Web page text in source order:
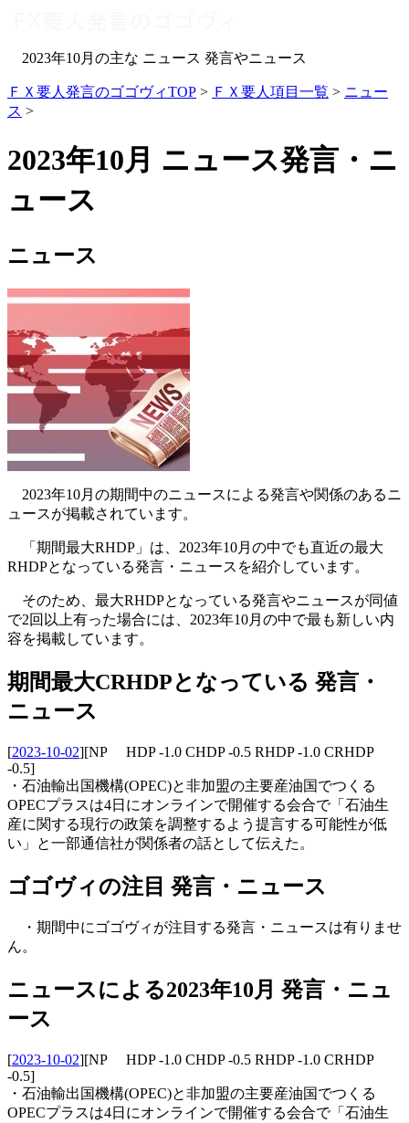
2023年10月の主な ニュース 発言やニュース
ＦＸ要人発言のゴゴヴィTOP > ＦＸ要人項目一覧 > ニュー
ス >
2023年10月 ニュース発言・ニ
ュース
ニュース
2023年10月の期間中のニュースによる発言や関係のあるニ
ュースが掲載されています。
「期間最大RHDP」は、2023年10月の中でも直近の最大
RHDPとなっている発言・ニュースを紹介しています。
そのため、最大RHDPとなっている発言やニュースが同値
で2回以上有った場合には、2023年10月の中で最も新しい内
容を掲載しています。
期間最大CRHDPとなっている 発言・
ニュース
[2023-10-02][NP HDP -1.0 CHDP -0.5 RHDP -1.0 CRHDP
-0.5]
・石油輸出国機構(OPEC)と非加盟の主要産油国でつくる
OPECプラスは4日にオンラインで開催する会合で「石油生
産に関する現行の政策を調整するよう提言する可能性が低
い」と一部通信社が関係者の話として伝えた。
ゴゴヴィの注目 発言・ニュース
・期間中にゴゴヴィが注目する発言・ニュースは有りませ
ん。
ニュースによる2023年10月 発言・ニュ
ース
[2023-10-02][NP HDP -1.0 CHDP -0.5 RHDP -1.0 CRHDP
-0.5]
・石油輸出国機構(OPEC)と非加盟の主要産油国でつくる
OPECプラスは4日にオンラインで開催する会合で「石油生